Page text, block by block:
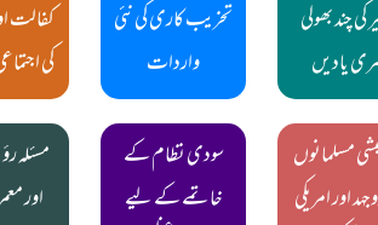
کی چند بھولی
یادیں
تخریب کاری کی نئی
واردات
کفالت
کی
مسلمانوں
اور امریکی
سودی نظام کے
خاتمے کے لیے
مسئلہ
اور